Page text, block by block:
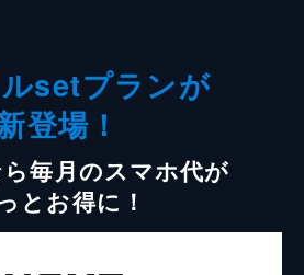
setプランが
登場！
毎月のスマホ代が
とお得に！